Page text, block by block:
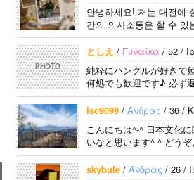
안녕하세요! 저는 대전에
간의 의사소통은 할 수 있
PHOTO
としえ / Γυναίκα / 52 /
純粋にハングルが好きで
何処でも歓迎です♪ 必ず
lsc9099 / Άνδρας / 36 /
こんにちは^-^ 日本文化
いなと思います^-^ どう
skybule / Άνδρας / 26 /